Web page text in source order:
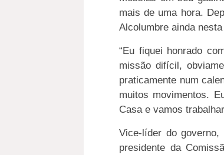
mais de uma hora.
Alcolumbre ainda
“Eu fiquei honrado
missão difícil,
praticamente num
muitos movimentos.
Casa e vamos
Vice-líder do
presidente da